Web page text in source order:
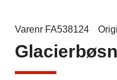
Varenr FA538124